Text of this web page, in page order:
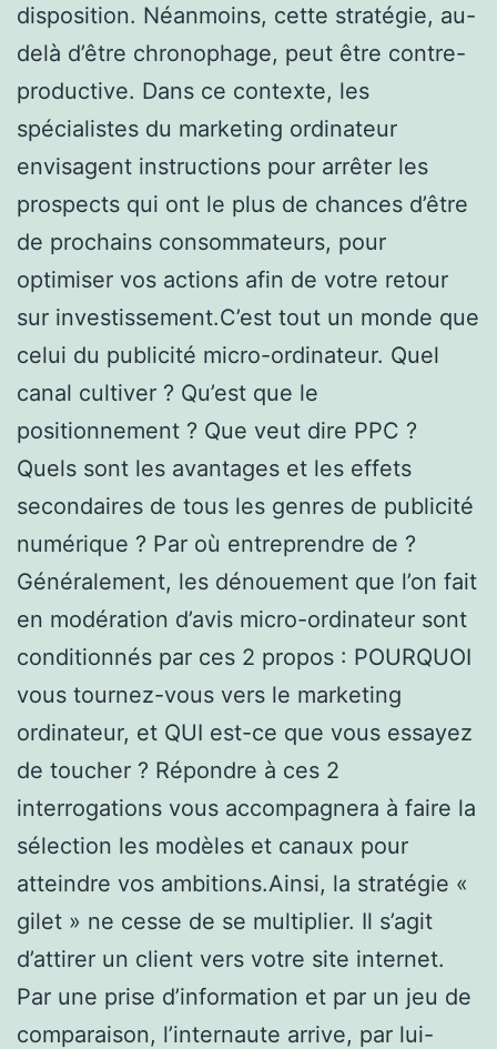
disposition. Néanmoins, cette stratégie, au-
delà d’être chronophage, peut être contre-
productive. Dans ce contexte, les
spécialistes du marketing ordinateur
envisagent instructions pour arrêter les
prospects qui ont le plus de chances d’être
de prochains consommateurs, pour
optimiser vos actions afin de votre retour
sur investissement.C’est tout un monde que
celui du publicité micro-ordinateur. Quel
canal cultiver ? Qu’est que le
positionnement ? Que veut dire PPC ?
Quels sont les avantages et les effets
secondaires de tous les genres de publicité
numérique ? Par où entreprendre de ?
Généralement, les dénouement que l’on fait
en modération d’avis micro-ordinateur sont
conditionnés par ces 2 propos : POURQUOI
vous tournez-vous vers le marketing
ordinateur, et QUI est-ce que vous essayez
de toucher ? Répondre à ces 2
interrogations vous accompagnera à faire la
sélection les modèles et canaux pour
atteindre vos ambitions.Ainsi, la stratégie «
gilet » ne cesse de se multiplier. Il s’agit
d’attirer un client vers votre site internet.
Par une prise d’information et par un jeu de
comparaison, l’internaute arrive, par lui-